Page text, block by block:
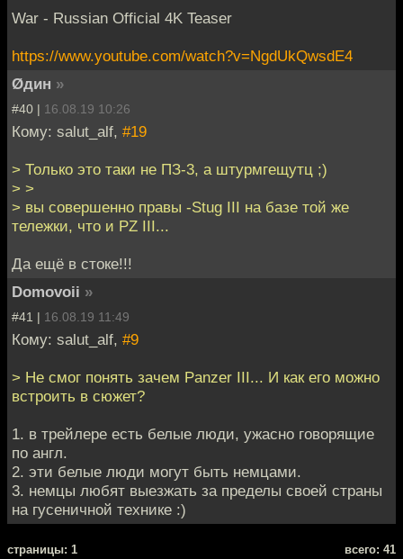
War - Russian Official 4K Teaser
https://www.youtube.com/watch?v=NgdUkQwsdE4
Øдин »
#40 | 16.08.19 10:26
Кому: salut_alf, #19
> Только это таки не ПЗ-3, а штурмгещутц ;)
> >
> вы совершенно правы -Stug III на базе той же
тележки, что и PZ III...
Да ещё в стоке!!!
Domovoii »
#41 | 16.08.19 11:49
Кому: salut_alf, #9
> Не смог понять зачем Panzer III... И как его можно
встроить в сюжет?
1. в трейлере есть белые люди, ужасно говорящие
по англ.
2. эти белые люди могут быть немцами.
3. немцы любят выезжать за пределы своей страны
на гусеничной технике :)
cтраницы: 1 всего: 41